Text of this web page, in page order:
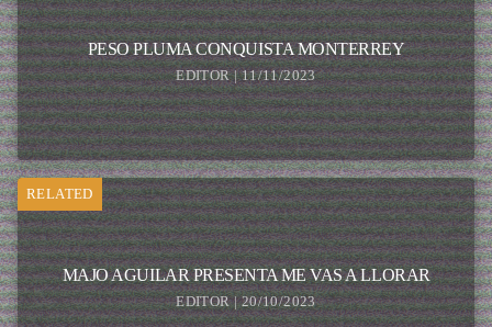
PESO PLUMA CONQUISTA MONTERREY
EDITOR | 11/11/2023
RELATED
MAJO AGUILAR PRESENTA ME VAS A LLORAR
EDITOR | 20/10/2023